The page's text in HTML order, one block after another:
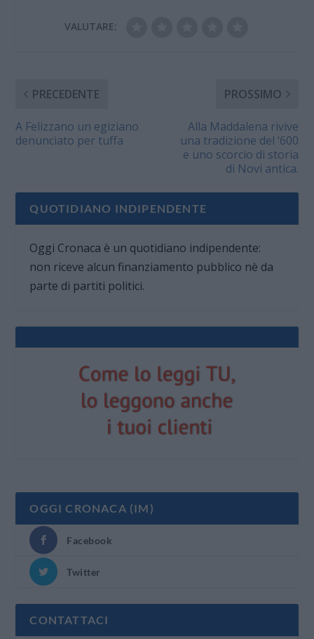
VALUTARE:
PRECEDENTE
A Felizzano un egiziano
denunciato per tuffa
PROSSIMO
Alla Maddalena rivive
una tradizione del ‘600
e uno scorcio di storia
di Novi antica.
QUOTIDIANO INDIPENDENTE
Oggi Cronaca è un quotidiano indipendente:
non riceve alcun finanziamento pubblico nè da
parte di partiti politici.
OGGI CRONACA (IM)
Facebook
Twitter
CONTATTACI